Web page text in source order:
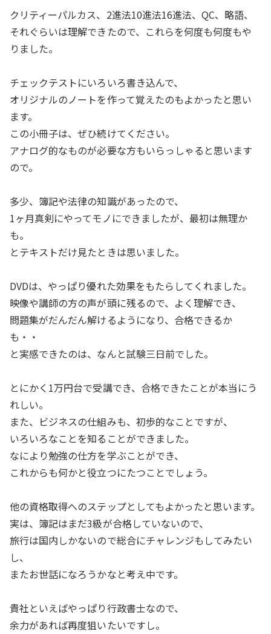
クリティーパルカス、2進法10進法16進法、QC、略語、
それぐらいは理解できたので、これらを何度も何度もや
りました。
チェックテストにいろいろ書き込んで、
オリジナルのノートを作って覚えたのもよかったと思い
ます。
この小冊子は、ぜひ続けてください。
アナログ的なものが必要な方もいらっしゃると思います
ので。
多少、簿記や法律の知識があったので、
1ヶ月真剣にやってモノにできましたが、最初は無理か
も。
とテキストだけ見たときは思いました。
DVDは、やっぱり優れた効果をもたらしてくれました。
映像や講師の方の声が頭に残るので、よく理解でき、
問題集がだんだん解けるようになり、合格できるか
も・・
と実感できたのは、なんと試験三日前でした。
とにかく1万円台で受講でき、合格できたことが本当にう
れしい。
また、ビジネスの仕組みも、初歩的なことですが、
いろいろなことを知ることができました。
なにより勉強の仕方を学ぶことができ、
これからも何かと役立つにたつことでしょう。
他の資格取得へのステップとしてもよかったと思います。
実は、簿記はまだ3級が合格していないので、
旅行は国内しかないので総合にチャレンジもしてみたい
し、
またお世話になろうかなと考え中です。
貴社といえばやっぱり行政書士なので、
余力があれば再度狙いたいですし。